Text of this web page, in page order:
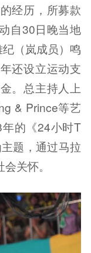
经历，所募款
自30日晚当地
（岚成员）鸣
还设立运动支
。总主持人上
& Prince等艺
的《24小时T
题，通过马拉
会关怀。